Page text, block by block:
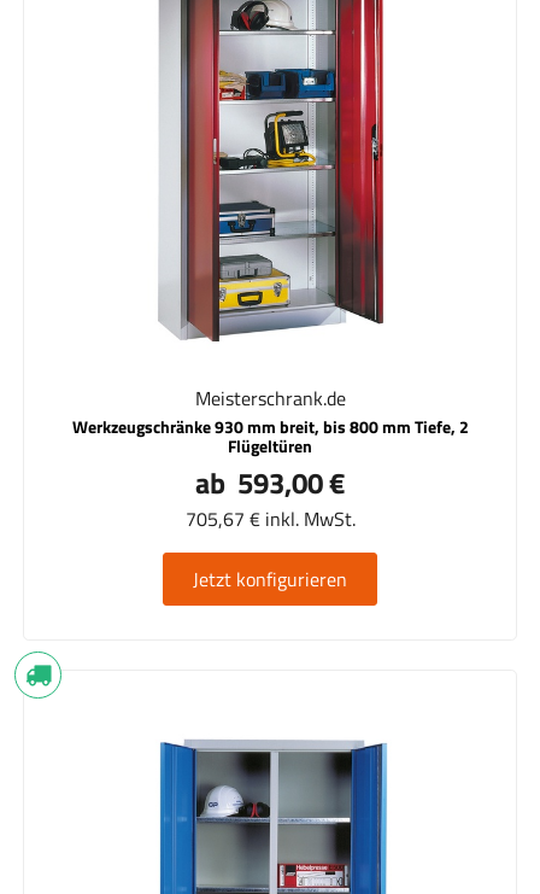
Meisterschrank.de
Werkzeugschränke 930 mm breit, bis 800 mm Tiefe, 2
Flügeltüren
ab 593,00 €
705,67 € inkl. MwSt.
Jetzt konfigurieren